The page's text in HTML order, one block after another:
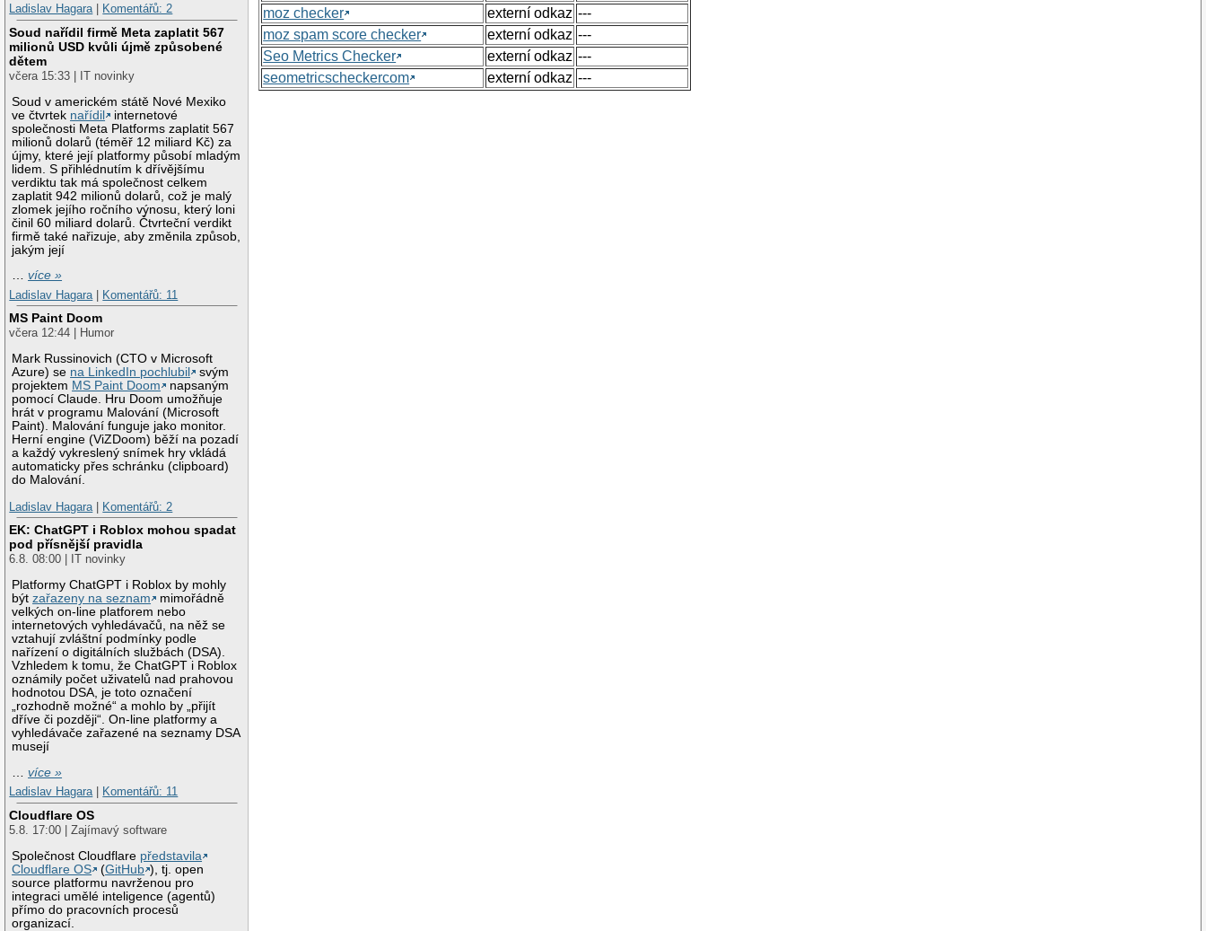
Ladislav Hagara| Komentářů: 2
Soud nařídil firmě Meta zaplatit 567
milionů USD kvůli újmě způsobené
dětem
včera 15:33 | IT novinky
Soud v americkém státě Nové Mexiko
ve čtvrtek nařídil
internetové
společnosti Meta Platforms zaplatit 567
milionů dolarů (téměř 12 miliard Kč) za
újmy, které její platformy působí mladým
lidem. S přihlédnutím k dřívějšímu
verdiktu tak má společnost celkem
zaplatit 942 milionů dolarů, což je malý
zlomek jejího ročního výnosu, který loni
činil 60 miliard dolarů. Čtvrteční verdikt
firmě také nařizuje, aby změnila způsob,
jakým její
…více »
Ladislav Hagara
Komentářů: 11
MS Paint Doom
včera 12:44 | Humor
Mark Russinovich (CTO v Microsoft
Azure) se na LinkedIn pochlubil
svým
projektem MS Paint Doom
napsaným
pomocí Claude. Hru Doom umožňuje
hrát v programu Malování (Microsoft
Paint). Malování funguje jako monitor.
Herní engine (ViZDoom) běží na pozadí
a každý vykreslený snímek hry vkládá
automaticky přes schránku (clipboard)
do Malování.
Ladislav Hagara
Komentářů: 2
EK: ChatGPT i Roblox mohou spadat
pod přísnější pravidla
6.8. 08:00 | IT novinky
Platformy ChatGPT i Roblox by mohly
býtzařazeny na seznam
mimořádně
velkých on-line platforem nebo
internetových vyhledávačů, na něž se
vztahují zvláštní podmínky podle
nařízení o digitálních službách (DSA).
Vzhledem k tomu, že ChatGPT i Roblox
oznámily počet uživatelů nad prahovou
hodnotou DSA, je toto označení
„rozhodně možné“ a mohlo by „přijít
dříve či později“. On-line platformy a
vyhledávače zařazené na seznamy DSA
musejí
…více »
Ladislav Hagara| Komentářů: 11
Cloudflare OS
5.8. 17:00 | Zajímavý software
Společnost Cloudflare představila
Cloudflare OS
(GitHub ), tj. open
source platformu navrženou pro
integraci umělé inteligence (agentů)
přímo do pracovních procesů
organizací.
moz checker
externí odkaz ---
moz spam score checker
externí odkaz ---
Seo Metrics Checker
externí odkaz ---
seometricscheckercom
externí odkaz ---